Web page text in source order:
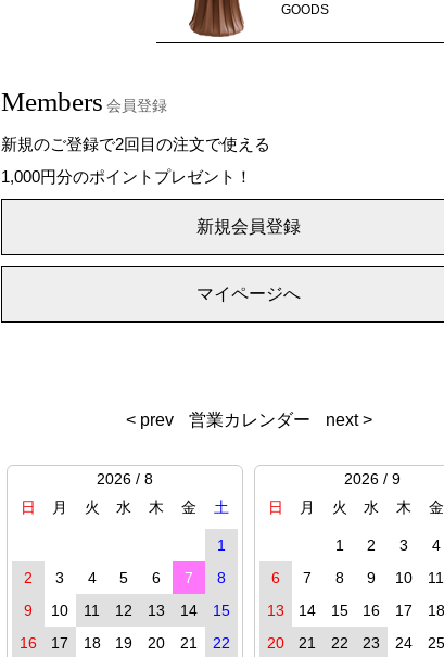
GOODS
Members 会員登録
新規のご登録で2回目の注文で使える
1,000円分のポイントプレゼント！
新規会員登録
マイページへ
< prev 営業カレンダー next >
2026 / 8
日
月 火 水 木 金 土
1
2
3 4 5 6 7
8
9
10 11 12 13 14
15
16
17 18 19 20 21 22
2026 / 9
日
月 火 水 木 金
1 2 3 4
6
7 8 9 10 11
13
14 15 16 17 18
20
21 22 23 24 25